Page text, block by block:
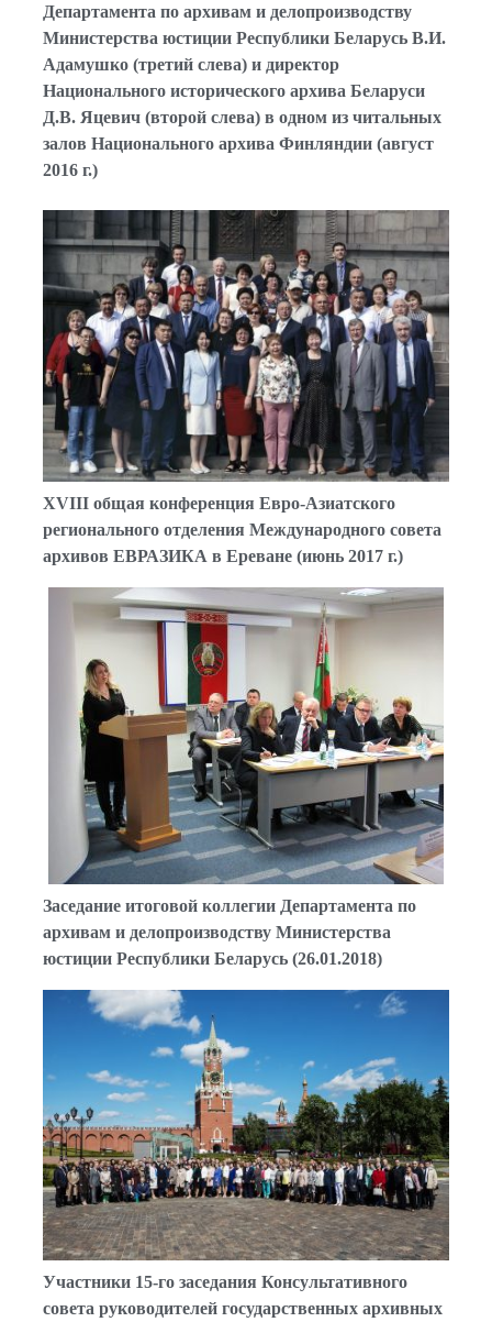
Департамента по архивам и делопроизводству
Министерства юстиции Республики Беларусь В.И.
Адамушко (третий слева) и директор
Национального исторического архива Беларуси
Д.В. Яцевич (второй слева) в одном из читальных
залов Национального архива Финляндии (август
2016 г.)
XVIII общая конференция Евро-Азиатского
регионального отделения Международного совета
архивов ЕВРАЗИКА в Ереване (июнь 2017 г.)
Заседание итоговой коллегии Департамента по
архивам и делопроизводству Министерства
юстиции Республики Беларусь (26.01.2018)
Участники 15-го заседания Консультативного
совета руководителей государственных архивных